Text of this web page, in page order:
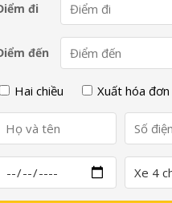
đi
đến
Hai chiều Xuất hóa đơn